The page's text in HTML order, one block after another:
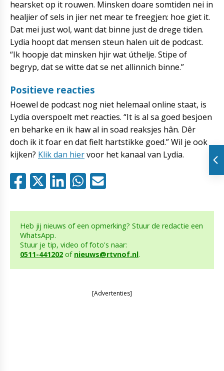
hearsket op it rouwen. Minsken doare somtiden nei in
healjier of sels in jier net mear te freegjen: hoe giet it.
Dat mei just wol, want dat binne just de drege tiden.
Lydia hoopt dat mensen steun halen uit de podcast.
“Ik hoopje dat minsken hjir wat úthelje. Stipe of
begryp, dat se witte dat se net allinnich binne.”
Positieve reacties
Hoewel de podcast nog niet helemaal online staat, is
Lydia overspoelt met reacties. “It is al sa goed besjoen
en beharke en ik haw al in soad reaksjes hân. Dêr
doch ik it foar en dat fielt hartstikke goed.” Wil je ook
kijken? Klik dan hiervoor het kanaal van Lydia.
Heb jij nieuws of een opmerking? Stuur de redactie een
WhatsApp.
Stuur je tip, video of foto's naar:
0511-441202 of nieuws@rtvnof.nl.
[Advertenties]